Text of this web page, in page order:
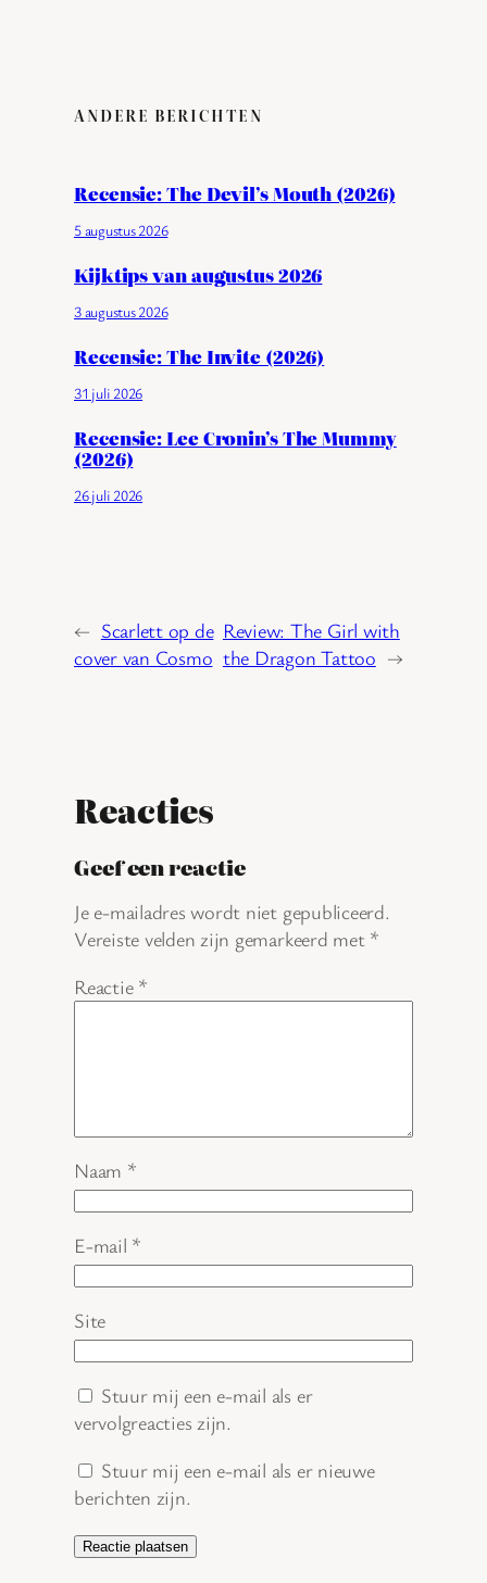
ANDERE BERICHTEN
Recensie: The Devil’s Mouth (2026)
5 augustus 2026
Kijktips van augustus 2026
3 augustus 2026
Recensie: The Invite (2026)
31 juli 2026
Recensie: Lee Cronin’s The Mummy
(2026)
26 juli 2026
← Scarlett op de
cover van Cosmo
Review: The Girl with
the Dragon Tattoo →
Reacties
Geef een reactie
Je e-mailadres wordt niet gepubliceerd.
Vereiste velden zijn gemarkeerd met *
Reactie *
Naam *
E-mail *
Site
Stuur mij een e-mail als er
vervolgreacties zijn.
Stuur mij een e-mail als er nieuwe
berichten zijn.